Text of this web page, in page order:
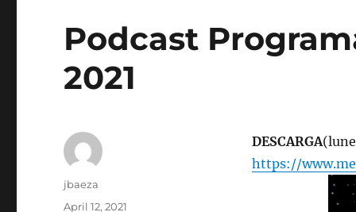
Podcast
2021
DESCARGA
https://
Author
jbaeza
Posted
April 12, 2021